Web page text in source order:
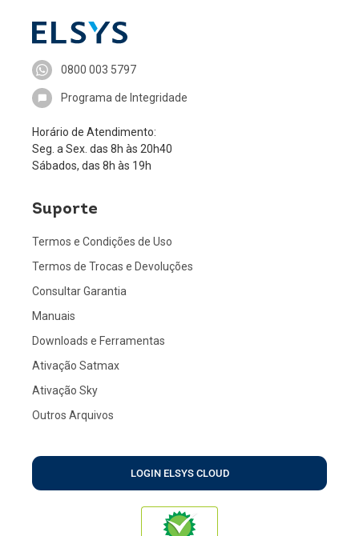
0800 003 5797
Programa de Integridade
Horário de Atendimento:
Seg. a Sex. das 8h às 20h40
Sábados, das 8h às 19h
Suporte
Termos e Condições de Uso
Termos de Trocas e Devoluções
Consultar Garantia
Manuais
Downloads e Ferramentas
Ativação Satmax
Ativação Sky
Outros Arquivos
LOGIN ELSYS CLOUD